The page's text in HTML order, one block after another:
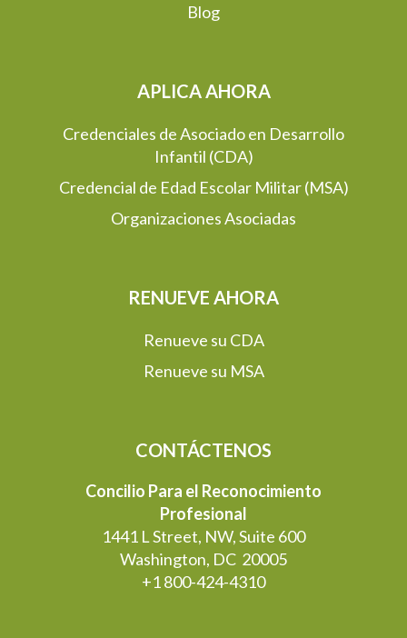
Blog
APLICA AHORA
Credenciales de Asociado en Desarrollo
Infantil (CDA)
Credencial de Edad Escolar Militar (MSA)
Organizaciones Asociadas
RENUEVE AHORA
Renueve su CDA
Renueve su MSA
CONTÁCTENOS
Concilio Para el Reconocimiento
Profesional
1441 L Street, NW, Suite 600
Washington, DC 20005
+1 800-424-4310